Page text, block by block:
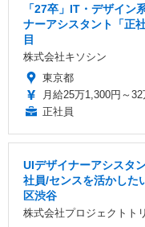
「27卒」IT・デザイン
ナーアシスタント「正
目
株式会社キソシン
東京都
月給25万1,300円～32
正社員
UIデザイナーアシスタ
社員/センスを活かした
区渋谷
株式会社プロジェクトト